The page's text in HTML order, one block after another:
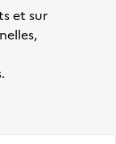
et sur
.